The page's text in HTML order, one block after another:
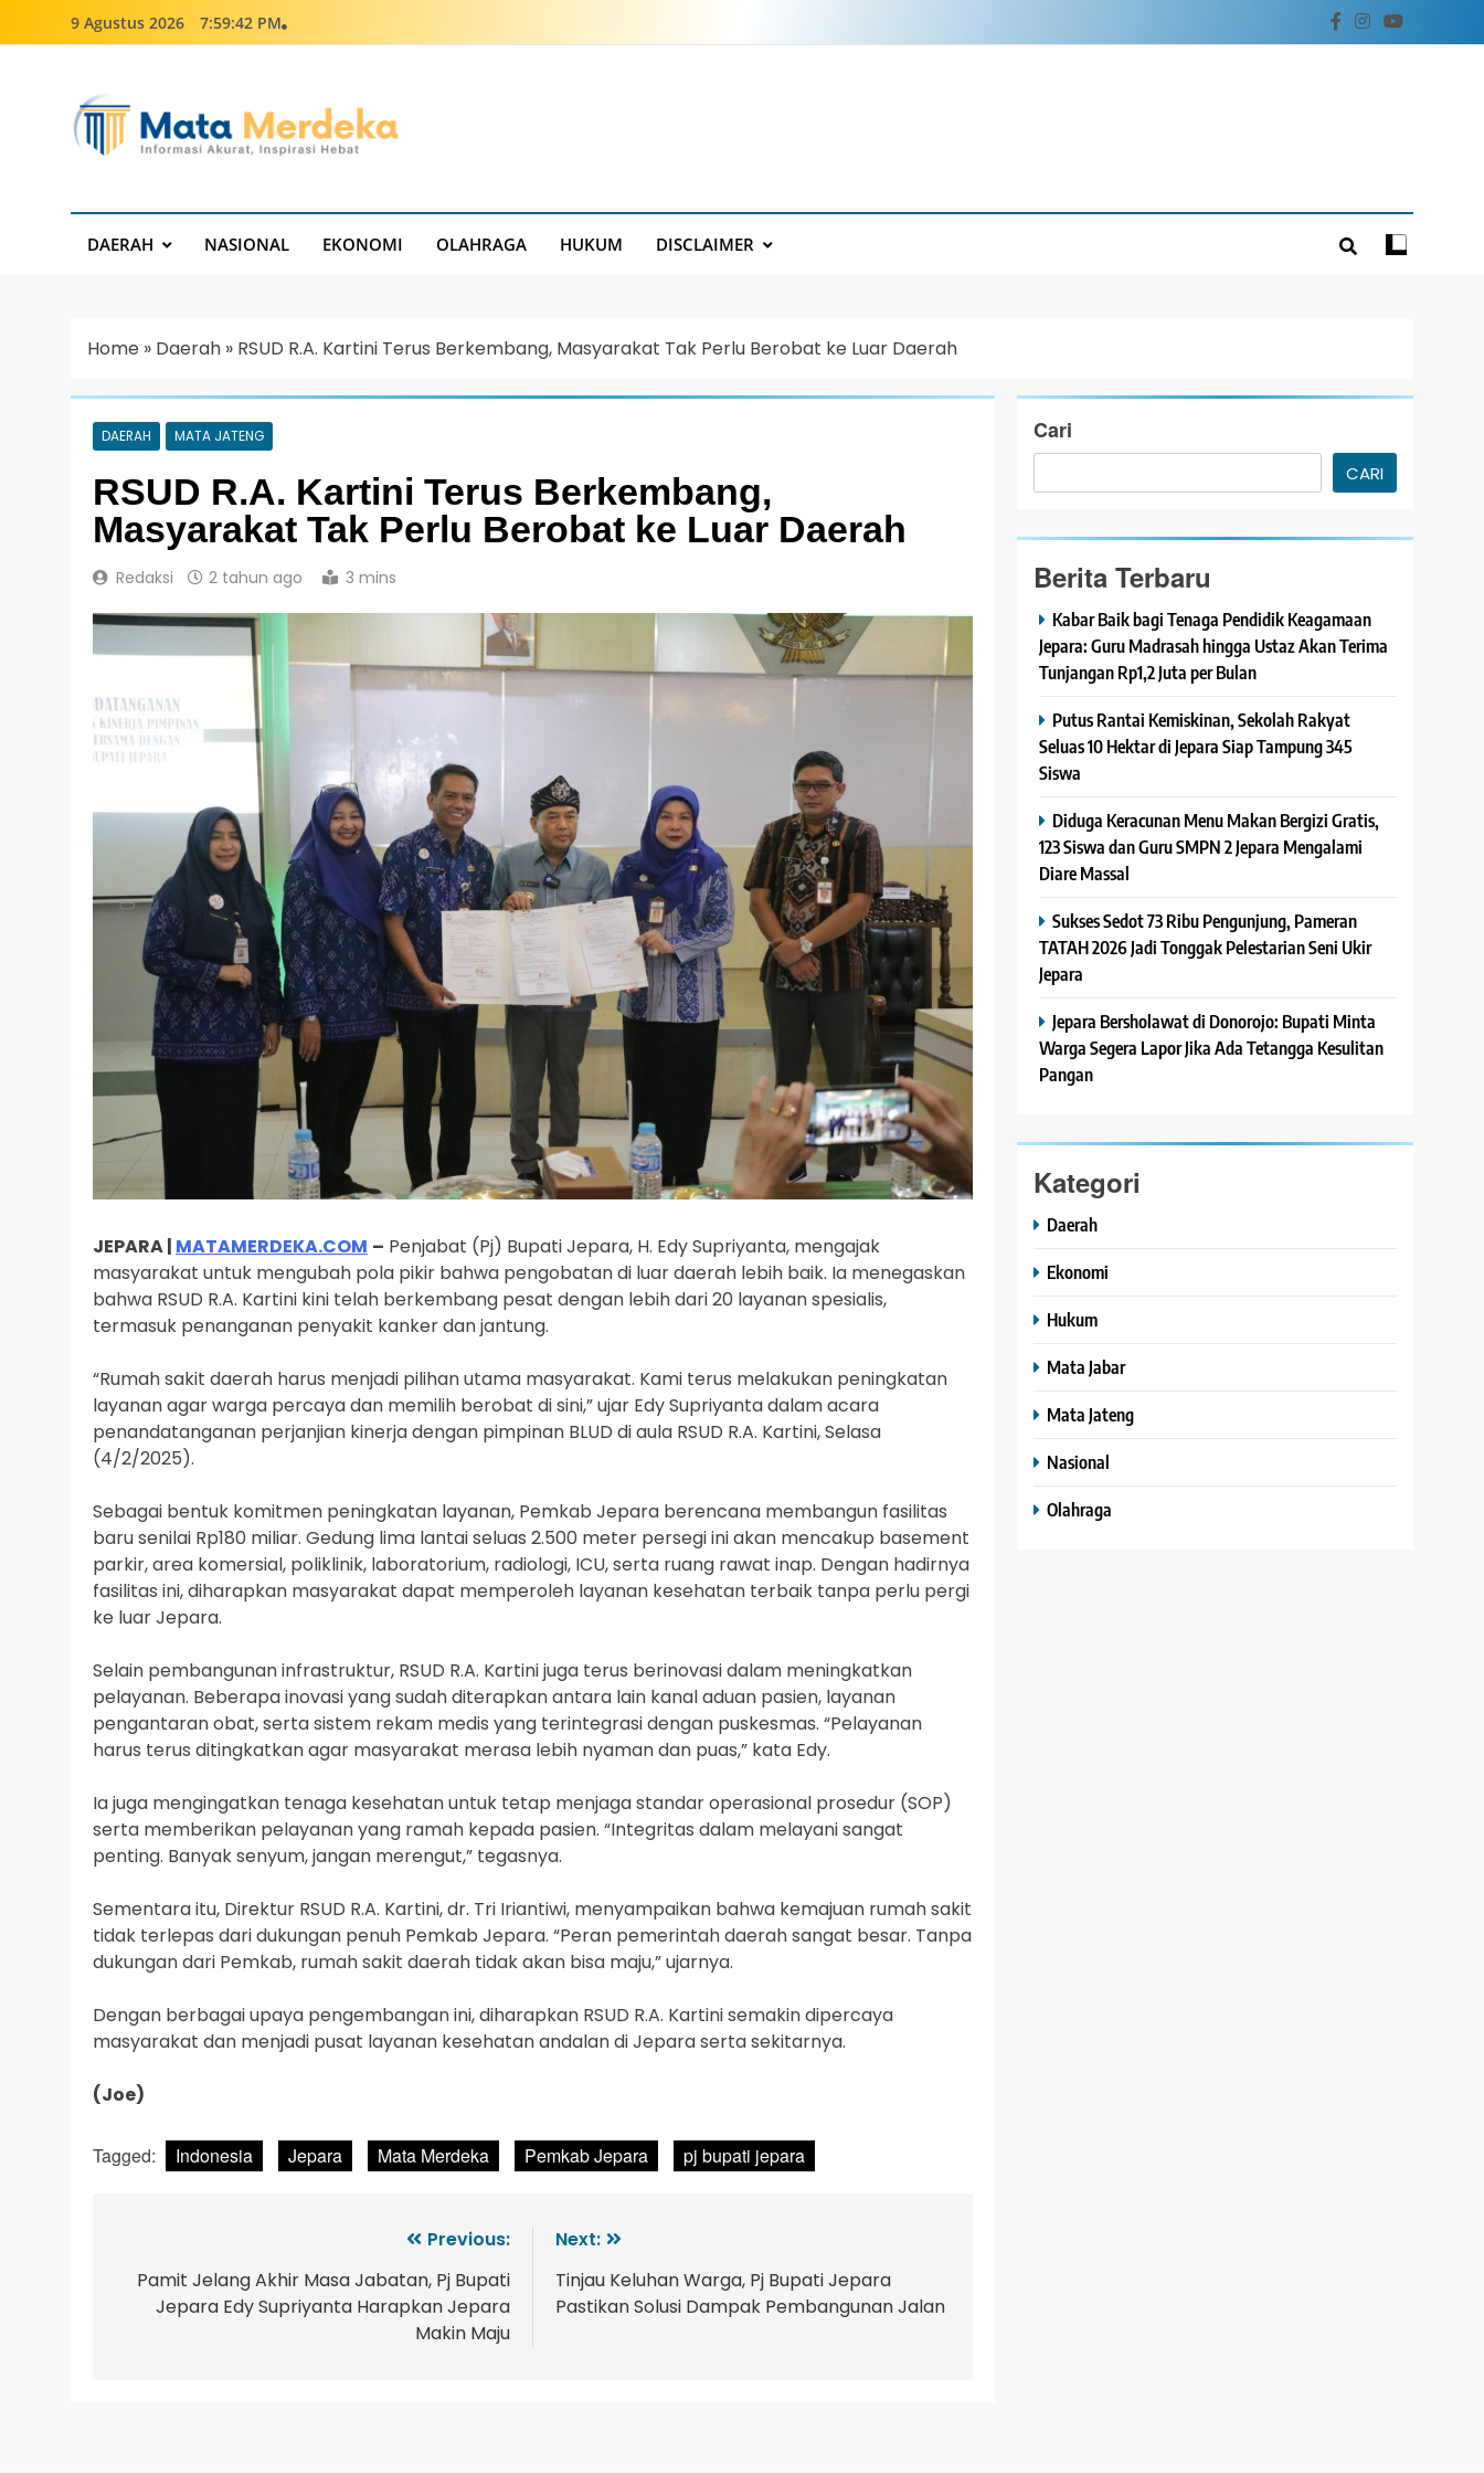
9 Agustus 2026 7:59:43 PM
DAERAH NASIONAL EKONOMI OLAHRAGA HUKUM DISCLAIMER
Home » Daerah » RSUD R.A. Kartini Terus Berkembang, Masyarakat Tak Perlu Berobat ke Luar Daerah
DAERAH MATA JATENG
RSUD R.A. Kartini Terus Berkembang,
Masyarakat Tak Perlu Berobat ke Luar Daerah
Redaksi 2 tahun ago 3 mins
JEPARA | MATAMERDEKA.COM – Penjabat (Pj) Bupati Jepara, H. Edy Supriyanta, mengajak
masyarakat untuk mengubah pola pikir bahwa pengobatan di luar daerah lebih baik. Ia menegaskan
bahwa RSUD R.A. Kartini kini telah berkembang pesat dengan lebih dari 20 layanan spesialis,
termasuk penanganan penyakit kanker dan jantung.
“Rumah sakit daerah harus menjadi pilihan utama masyarakat. Kami terus melakukan peningkatan
layanan agar warga percaya dan memilih berobat di sini,” ujar Edy Supriyanta dalam acara
penandatanganan perjanjian kinerja dengan pimpinan BLUD di aula RSUD R.A. Kartini, Selasa
(4/2/2025).
Sebagai bentuk komitmen peningkatan layanan, Pemkab Jepara berencana membangun fasilitas
baru senilai Rp180 miliar. Gedung lima lantai seluas 2.500 meter persegi ini akan mencakup basement
parkir, area komersial, poliklinik, laboratorium, radiologi, ICU, serta ruang rawat inap. Dengan hadirnya
fasilitas ini, diharapkan masyarakat dapat memperoleh layanan kesehatan terbaik tanpa perlu pergi
ke luar Jepara.
Selain pembangunan infrastruktur, RSUD R.A. Kartini juga terus berinovasi dalam meningkatkan
pelayanan. Beberapa inovasi yang sudah diterapkan antara lain kanal aduan pasien, layanan
pengantaran obat, serta sistem rekam medis yang terintegrasi dengan puskesmas. “Pelayanan
harus terus ditingkatkan agar masyarakat merasa lebih nyaman dan puas,” kata Edy.
Ia juga mengingatkan tenaga kesehatan untuk tetap menjaga standar operasional prosedur (SOP)
serta memberikan pelayanan yang ramah kepada pasien. “Integritas dalam melayani sangat
penting. Banyak senyum, jangan merengut,” tegasnya.
Sementara itu, Direktur RSUD R.A. Kartini, dr. Tri Iriantiwi, menyampaikan bahwa kemajuan rumah sakit
tidak terlepas dari dukungan penuh Pemkab Jepara. “Peran pemerintah daerah sangat besar. Tanpa
dukungan dari Pemkab, rumah sakit daerah tidak akan bisa maju,” ujarnya.
Dengan berbagai upaya pengembangan ini, diharapkan RSUD R.A. Kartini semakin dipercaya
masyarakat dan menjadi pusat layanan kesehatan andalan di Jepara serta sekitarnya.
(Joe)
Tagged: Indonesia Jepara Mata Merdeka Pemkab Jepara pj bupati jepara
Previous:
Pamit Jelang Akhir Masa Jabatan, Pj Bupati
Jepara Edy Supriyanta Harapkan Jepara
Makin Maju
Next:
Tinjau Keluhan Warga, Pj Bupati Jepara
Pastikan Solusi Dampak Pembangunan Jalan
Cari
CARI
Berita Terbaru
Kabar Baik bagi Tenaga Pendidik Keagamaan
Jepara: Guru Madrasah hingga Ustaz Akan Terima
Tunjangan Rp1,2 Juta per Bulan
Putus Rantai Kemiskinan, Sekolah Rakyat
Seluas 10 Hektar di Jepara Siap Tampung 345
Siswa
Diduga Keracunan Menu Makan Bergizi Gratis,
123 Siswa dan Guru SMPN 2 Jepara Mengalami
Diare Massal
Sukses Sedot 73 Ribu Pengunjung, Pameran
TATAH 2026 Jadi Tonggak Pelestarian Seni Ukir
Jepara
Jepara Bersholawat di Donorojo: Bupati Minta
Warga Segera Lapor Jika Ada Tetangga Kesulitan
Pangan
Kategori
Daerah
Ekonomi
Hukum
Mata Jabar
Mata Jateng
Nasional
Olahraga